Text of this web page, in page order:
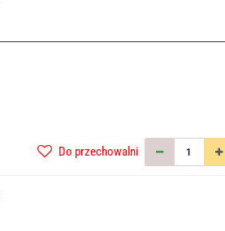
Do przechowalni